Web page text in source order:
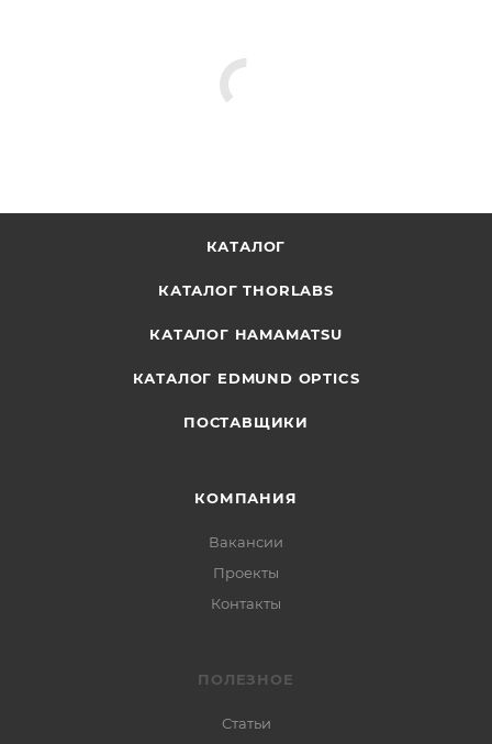
КАТАЛОГ
КАТАЛОГ THORLABS
КАТАЛОГ HAMAMATSU
КАТАЛОГ EDMUND OPTICS
ПОСТАВЩИКИ
КОМПАНИЯ
Вакансии
Проекты
Контакты
ПОЛЕЗНОЕ
Статьи